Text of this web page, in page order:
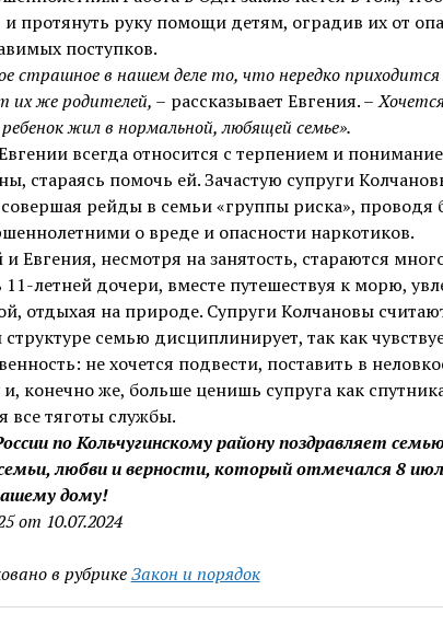
и протянуть руку помощи детям, оградив их от
поступков.
страшное в нашем деле то, что нередко
их же родителей, – рассказывает Евгения. –
жил в нормальной, любящей семье».
всегда относится с терпением и
стараясь помочь ей. Зачастую супруги
рейды в семьи «группы риска», проводя
о вреде и опасности наркотиков.
и Евгения, несмотря на занятость, стараются
11-летней дочери, вместе путешествуя к морю,
отдыхая на природе. Супруги Колчановы
семью дисциплинирует, так как
не хочется подвести, поставить в
и, конечно же, больше ценишь супруга как
все тяготы службы.
по Кольчугинскому району поздравляет
любви и верности, который отмечался 8
дому!
от 10.07.2024
в рубрике Закон и порядок